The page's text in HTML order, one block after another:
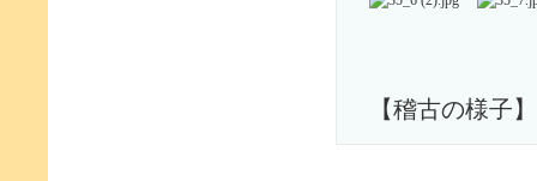
【稽古の様子】